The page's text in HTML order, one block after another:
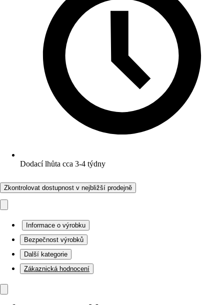
Dodací lhůta cca 3-4 týdny
Zkontrolovat dostupnost v nejbližší prodejně
Informace o výrobku
Bezpečnost výrobků
Další kategorie
Zákaznická hodnocení